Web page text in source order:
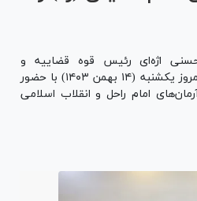
اژه‌ای رئیس قوه قضاییه و
مسئولان عالی دستگاه قضا امروز یکشنبه (۱۴ بهمن ۱۴۰۳) با حضور
امام راحل و انقلاب اسلامی